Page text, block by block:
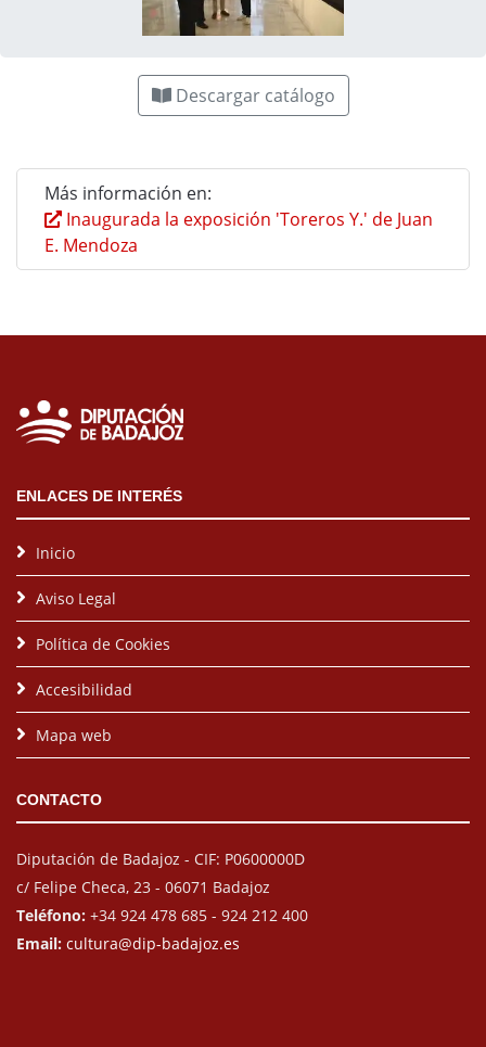
Descargar catálogo
Más información en:
Inaugurada la exposición 'Toreros Y.' de Juan
E. Mendoza
ENLACES DE INTERÉS
Inicio
Aviso Legal
Política de Cookies
Accesibilidad
Mapa web
CONTACTO
Diputación de Badajoz - CIF: P0600000D
c/ Felipe Checa, 23 - 06071 Badajoz
Teléfono: +34 924 478 685 - 924 212 400
Email: cultura@dip-badajoz.es